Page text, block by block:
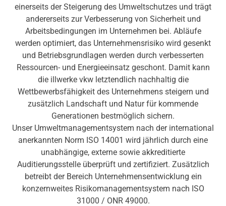
einerseits der Steigerung des Umweltschutzes und trägt
andererseits zur Verbesserung von Sicherheit und
Arbeitsbedingungen im Unternehmen bei. Abläufe
werden optimiert, das Unternehmensrisiko wird gesenkt
und Betriebsgrundlagen werden durch verbesserten
Ressourcen- und Energieeinsatz geschont. Damit kann
die illwerke vkw letztendlich nachhaltig die
Wettbewerbsfähigkeit des Unternehmens steigern und
zusätzlich Landschaft und Natur für kommende
Generationen bestmöglich sichern.
Unser Umweltmanagementsystem nach der international
anerkannten Norm ISO 14001 wird jährlich durch eine
unabhängige, externe sowie akkreditierte
Auditierungsstelle überprüft und zertifiziert. Zusätzlich
betreibt der Bereich Unternehmensentwicklung ein
konzernweites Risikomanagementsystem nach ISO
31000 / ONR 49000.